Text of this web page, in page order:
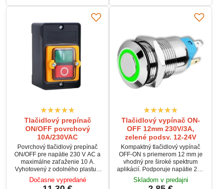
Tlačidlový prepínač
ON/OFF povrchový
10A/230VAC
Povrchový tlačidlový prepínač
ON/OFF pre napätie 230 V AC a
maximálne zaťaženie 10 A.
Vyhotovený z odolného plastu s
jednoduchou montážou na
povrch. Vhodný pre priemyselné
Dočasne vypredané
Tlačidlový vypínač ON-
OFF 12mm 230V/3A,
zelené podsv. 12-24V
Kompaktný tlačidlový vypínač
OFF-ON s priemerom 12 mm je
vhodný pre široké spektrum
aplikácií. Podporuje napätie 230
VAC pri prúde 3 A a je vybavený
zeleným podsvietením s napätím
Skladom v predajni